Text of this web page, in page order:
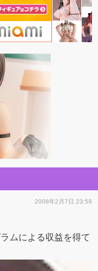
2008年2月7日 23:59
ムによる収益を得て